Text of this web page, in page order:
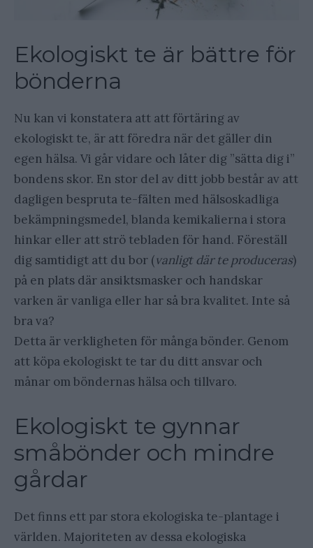
Ekologiskt te är bättre för
bönderna
Nu kan vi konstatera att att förtäring av
ekologiskt te, är att föredra när det gäller din
egen hälsa. Vi går vidare och låter dig ”sätta dig i”
bondens skor. En stor del av ditt jobb består av att
dagligen bespruta te-fälten med hälsoskadliga
bekämpningsmedel, blanda kemikalierna i stora
hinkar eller att strö tebladen för hand. Föreställ
dig samtidigt att du bor (vanligt där te produceras)
på en plats där ansiktsmasker och handskar
varken är vanliga eller har så bra kvalitet. Inte så
bra va?
Detta är verkligheten för många bönder. Genom
att köpa ekologiskt te tar du ditt ansvar och
månar om böndernas hälsa och tillvaro.
Ekologiskt te gynnar
småbönder och mindre
gårdar
Det finns ett par stora ekologiska te-plantage i
världen. Majoriteten av dessa ekologiska